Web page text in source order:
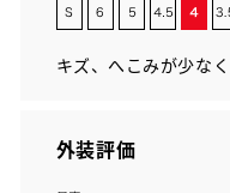
キズ、へこみが少な
外装評価